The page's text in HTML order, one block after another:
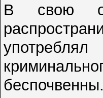
В свою
беспочвенны.